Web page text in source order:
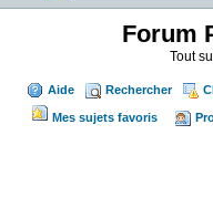
Forum
Tout
Aide Rechercher
Mes sujets favoris